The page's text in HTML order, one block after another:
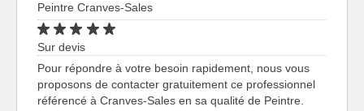
Peintre Cranves-Sales
Sur devis
Pour répondre à votre besoin rapidement, nous vous
proposons de contacter gratuitement ce professionnel
référencé à Cranves-Sales en sa qualité de Peintre.